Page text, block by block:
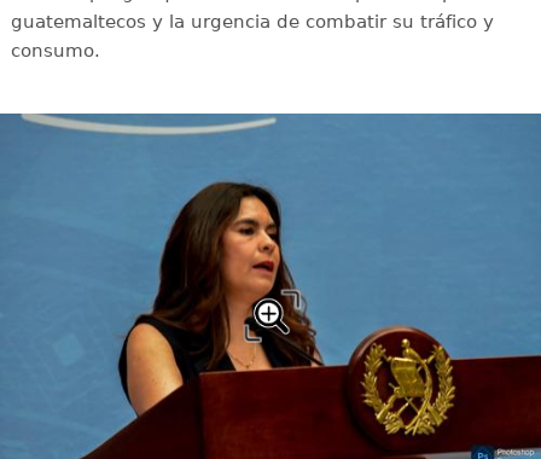
guatemaltecos y la urgencia de combatir su tráfico y
consumo.